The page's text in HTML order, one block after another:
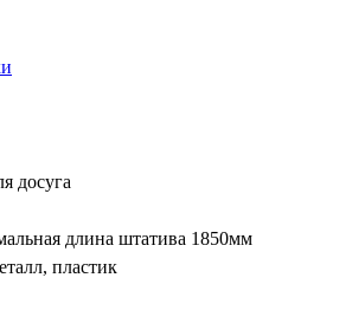
досуга
длина штатива 1850мм
пластик